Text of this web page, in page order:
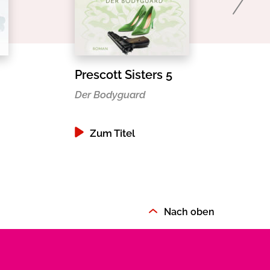
Prescott Sisters 5
Der Bodyguard
Zum Titel
Nach oben